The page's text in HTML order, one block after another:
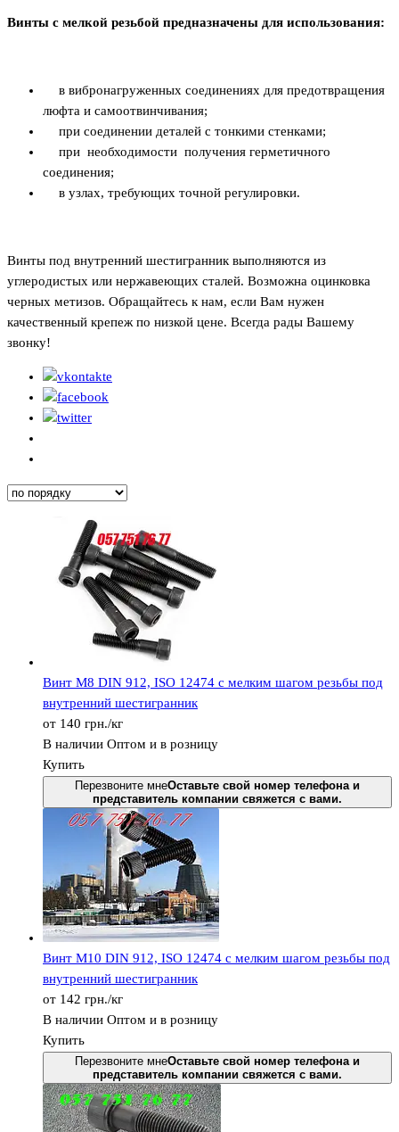
Винты с мелкой резьбой предназначены для использования:
в вибронагруженных соединениях для предотвращения
люфта и самоотвинчивания;
при соединении деталей с тонкими стенками;
при необходимости получения герметичного
соединения;
в узлах, требующих точной регулировки.
Винты под внутренний шестигранник выполняются из
углеродистых или нержавеющих сталей. Возможна оцинковка
черных метизов. Обращайтесь к нам, если Вам нужен
качественный крепеж по низкой цене. Всегда рады Вашему
звонку!
Винт М8 DIN 912, ISО 12474 с мелким шагом резьбы под
внутренний шестигранник
от 140 грн./кг
В наличии Оптом и в розницу
Купить
Перезвоните мнеОставьте свой номер телефона и
представитель компании свяжется с вами.
Винт М10 DIN 912, ISО 12474 с мелким шагом резьбы под
внутренний шестигранник
от 142 грн./кг
В наличии Оптом и в розницу
Купить
Перезвоните мнеОставьте свой номер телефона и
представитель компании свяжется с вами.